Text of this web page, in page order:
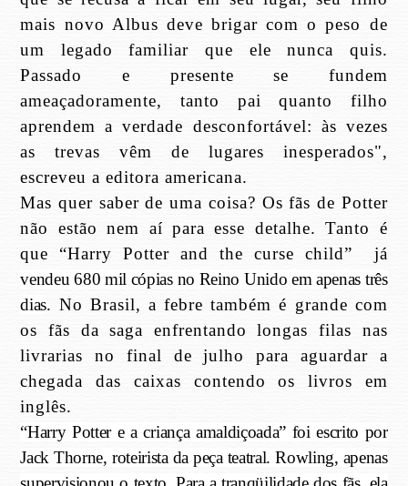
mais novo Albus deve brigar com o peso de
um legado familiar que ele nunca quis.
Passado e presente se fundem
ameaçadoramente, tanto pai quanto filho
aprendem a verdade desconfortável: às vezes
as trevas vêm de lugares inesperados",
escreveu a editora americana.
Mas quer saber de uma coisa? Os fãs de Potter
não estão nem aí para esse detalhe. Tanto é
que “Harry Potter and the curse child” já
vendeu 680 mil cópias no Reino Unido em apenas três
dias. No Brasil, a febre também é grande com
os fãs da saga enfrentando longas filas nas
livrarias no final de julho para aguardar a
chegada das caixas contendo os livros em
inglês.
“Harry Potter e a criança amaldiçoada” foi escrito por
Jack Thorne, roteirista da peça teatral. Rowling, apenas